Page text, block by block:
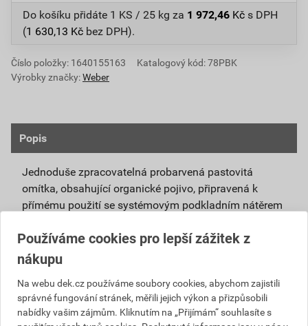
Do košíku přidáte 1 KS / 25 kg za 1 972,46 Kč s DPH
(1 630,13 Kč bez DPH).
Číslo položky: 1640155163
Katalogový kód: 78PBK
Výrobky značky:Weber
Popis
Jednoduše zpracovatelná probarvená pastovitá
omítka, obsahující organické pojivo, připravená k
přímému použití se systémovým podkladním nátěrem
Vlivem ochlazování vnějšího souvrství
zateplovacích systémů v nočních hodinách,
dochází ke kondenzaci vody na povrchu, která
vytváří živnou půdu pro růst nevzhledných řas.
Povrch omítky weberpas aquaBalance dokáže
Používáme cookies pro lepší zážitek z
nákupu
Na webu dek.cz používáme soubory cookies, abychom zajistili
správné fungování stránek, měřili jejich výkon a přizpůsobili
nabídky vašim zájmům. Kliknutím na „Přijímám“ souhlasíte s